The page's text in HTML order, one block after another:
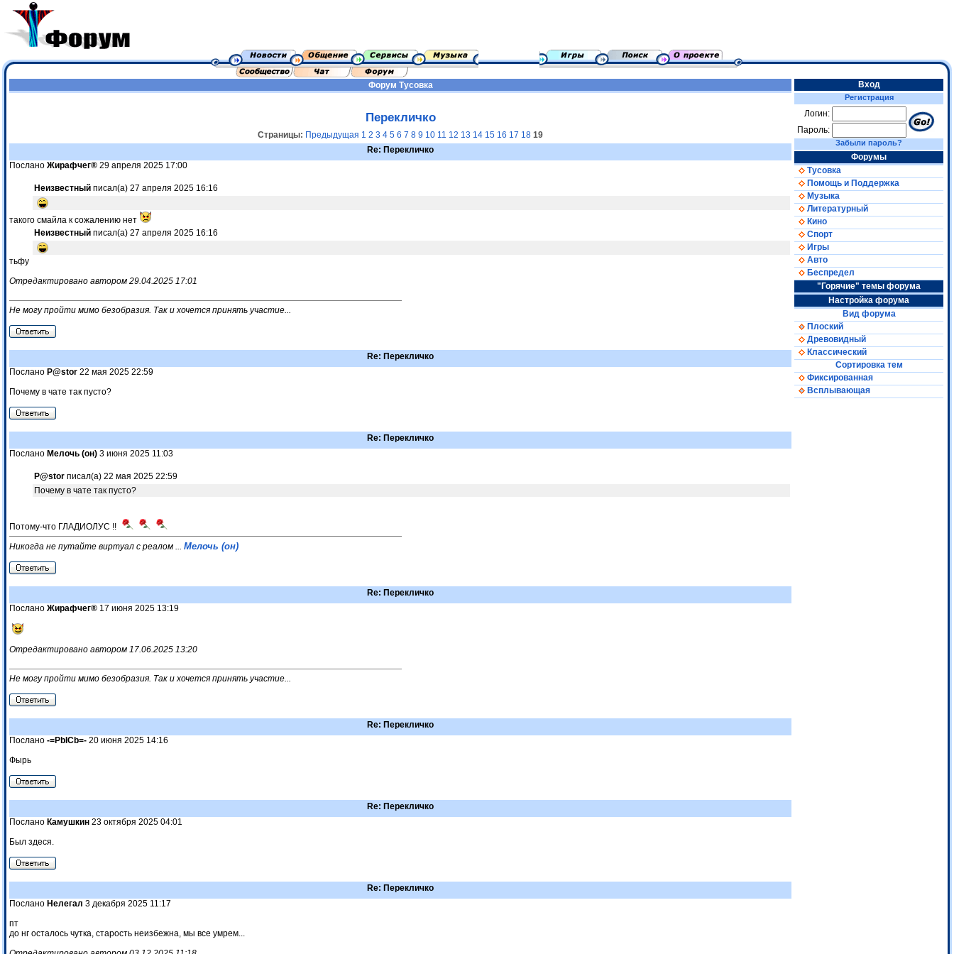
Форум Тусовка
Перекличко
Страницы: Предыдущая 1 2 3 4 5 6 7 8 9 10 11 12 13 14 15 16 17 18 19
Re: Перекличко
Послано Жирафчег® 29 апреля 2025 17:00
Неизвестный писал(а) 27 апреля 2025 16:16
такого смайла к сожалению нет
Неизвестный писал(а) 27 апреля 2025 16:16
тьфу
Отредактировано автором 29.04.2025 17:01
Не могу пройти мимо безобразия. Так и хочется принять участие...
Re: Перекличко
Послано P@stor 22 мая 2025 22:59
Почему в чате так пусто?
Re: Перекличко
Послано Мелочь (он) 3 июня 2025 11:03
P@stor писал(а) 22 мая 2025 22:59
Почему в чате так пусто?
Потому-что ГЛАДИОЛУС !!
Никогда не путайте виртуал с реалом ... Мелочь (он)
Re: Перекличко
Послано Жирафчег® 17 июня 2025 13:19
Отредактировано автором 17.06.2025 13:20
Не могу пройти мимо безобразия. Так и хочется принять участие...
Re: Перекличко
Послано -=PbICb=- 20 июня 2025 14:16
Фырь
Re: Перекличко
Послано Камушкин 23 октября 2025 04:01
Был здеся.
Re: Перекличко
Послано Нелегал 3 декабря 2025 11:17
пт
до нг осталось чутка, старость неизбежна, мы все умрем...
Вход
Регистрация
Логин:
Пароль:
Забыли пароль?
Форумы
Тусовка
Помощь и Поддержка
Музыка
Литературный
Кино
Спорт
Игры
Авто
Беспредел
"Горячие" темы форума
Настройка форума
Вид форума
Плоский
Древовидный
Классический
Сортировка тем
Фиксированная
Всплывающая